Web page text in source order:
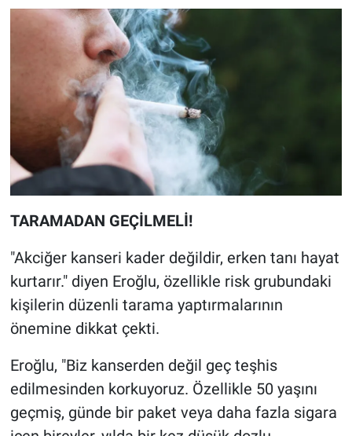
TARAMADAN GEÇİLMELİ!
"Akciğer kanseri kader değildir, erken tanı hayat
kurtarır." diyen Eroğlu, özellikle risk grubundaki
kişilerin düzenli tarama yaptırmalarının
önemine dikkat çekti.
Eroğlu, "Biz kanserden değil geç teşhis
edilmesinden korkuyoruz. Özellikle 50 yaşını
geçmiş, günde bir paket veya daha fazla sigara